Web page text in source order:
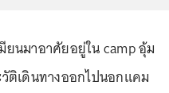
ยนมาอาศัยอยู่ใน camp อุ้ม
ติเดินทางออกไปนอกแคม